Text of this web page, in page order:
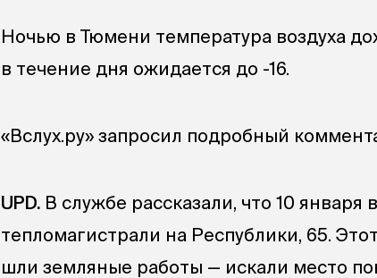
Ночью в Тюмени температура воздуха
в течение дня ожидается до -16.
«Вслух.ру» запросил подробный
UPD. В службе рассказали, что 10
тепломагистрали на Республики, 65.
шли земляные работы — искали место